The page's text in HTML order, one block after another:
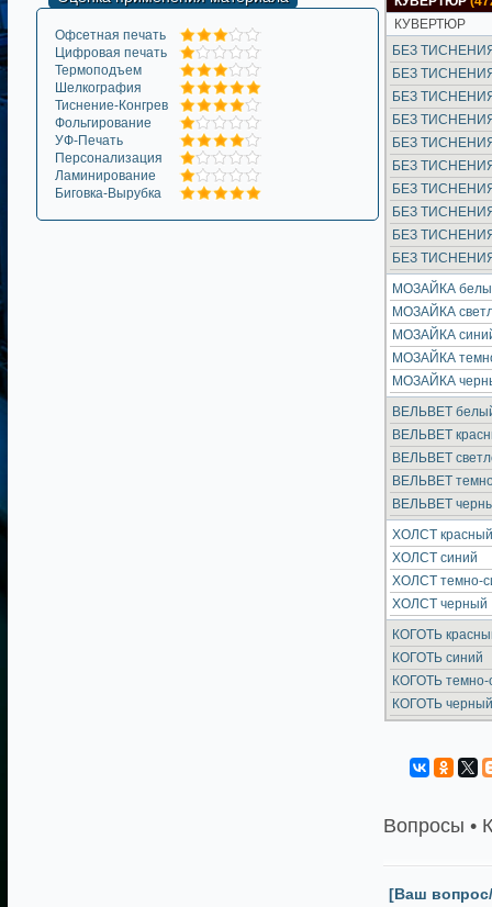
Офсетная печать
Цифровая печать
Термоподъем
Шелкография
Тиснение-Конгрев
Фольгирование
УФ-Печать
Персонализация
Ламинирование
Биговка-Вырубка
КУВЕРТЮР
БЕЗ
БЕЗ
БЕЗ
БЕЗ
БЕЗ
БЕЗ ТИСНЕНИЯ
БЕЗ
БЕЗ
БЕЗ
БЕЗ
МОЗАЙКА
МОЗАЙКА
МОЗАЙКА
МОЗАЙКА
МОЗАЙКА
ВЕЛЬВЕТ
ВЕЛЬВЕТ
ВЕЛЬВЕТ
ВЕЛЬВЕТ
ВЕЛЬВЕТ
ХОЛСТ красный
ХОЛСТ синий
ХОЛСТ темно-
ХОЛСТ черный
КОГОТЬ
КОГОТЬ синий
КОГОТЬ темно-
КОГОТЬ черный
Вопросы •
[Ваш